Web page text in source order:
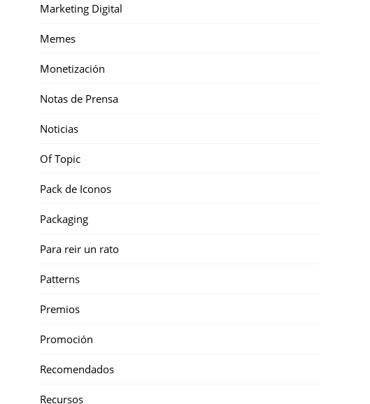
Marketing Digital
Memes
Monetización
Notas de Prensa
Noticias
Of Topic
Pack de Iconos
Packaging
Para reir un rato
Patterns
Premios
Promoción
Recomendados
Recursos